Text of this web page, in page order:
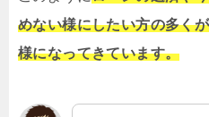
めない様にしたい方の多く
様になってきています。